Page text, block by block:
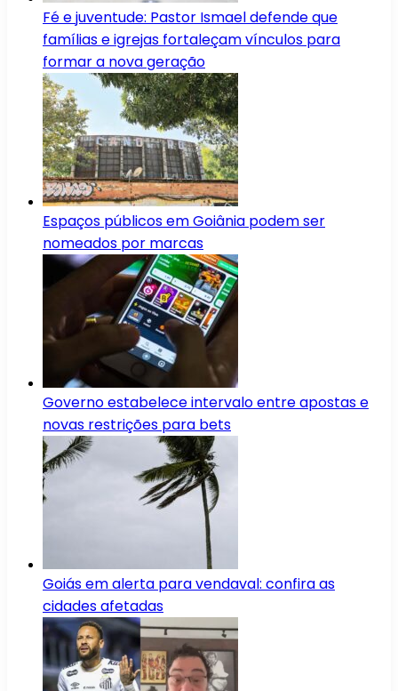
Fé e juventude: Pastor Ismael defende que
famílias e igrejas fortaleçam vínculos para
formar a nova geração
Espaços públicos em Goiânia podem ser
nomeados por marcas
Governo estabelece intervalo entre apostas e
novas restrições para bets
Goiás em alerta para vendaval: confira as
cidades afetadas